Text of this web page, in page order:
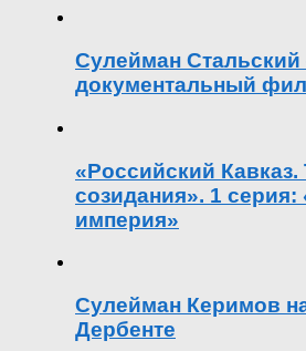
Сулейман
документальный
«Российский Кавказ.
созидания». 1 серия:
империя»
Сулейман Керимов
Дербенте